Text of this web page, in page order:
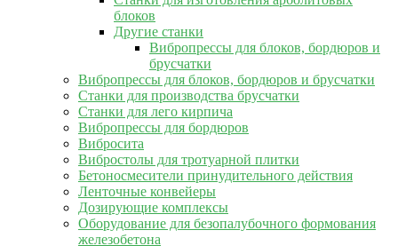
блоков
Другие станки
Вибропрессы для блоков, бордюров и
брусчатки
Вибропрессы для блоков, бордюров и брусчатки
Станки для производства брусчатки
Станки для лего кирпича
Вибропрессы для бордюров
Вибросита
Вибростолы для тротуарной плитки
Бетоносмесители принудительного действия
Ленточные конвейеры
Дозирующие комплексы
Оборудование для безопалубочного формования
железобетона